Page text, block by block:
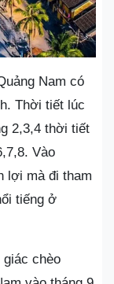
Nam có
Thời tiết lúc
2,3,4 thời tiết
Vào
lợi mà đi tham
tiếng ở
giác chèo